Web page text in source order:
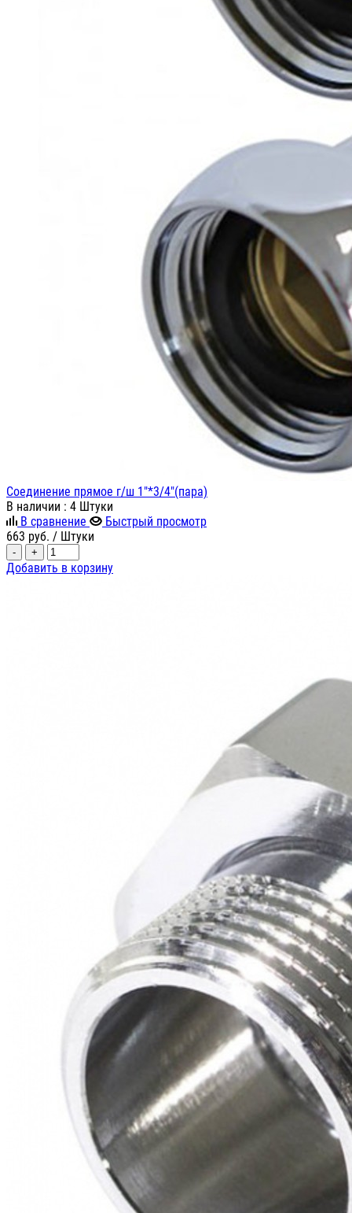
Соединение прямое г/ш 1"*3/4"(пара)
В наличии : 4 Штуки
В сравнение
Быстрый просмотр
663 руб. / Штуки
- +
Добавить в корзину